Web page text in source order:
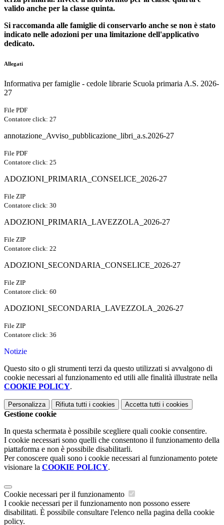
valido anche per la classe quinta.
Si raccomanda alle famiglie di conservarlo anche se non è stato
indicato nelle adozioni per una limitazione dell'applicativo
dedicato.
Allegati
Informativa per famiglie - cedole librarie Scuola primaria A.S. 2026-
27
File PDF
Contatore click: 27
annotazione_Avviso_pubblicazione_libri_a.s.2026-27
File PDF
Contatore click: 25
ADOZIONI_PRIMARIA_CONSELICE_2026-27
File ZIP
Contatore click: 30
ADOZIONI_PRIMARIA_LAVEZZOLA_2026-27
File ZIP
Contatore click: 22
ADOZIONI_SECONDARIA_CONSELICE_2026-27
File ZIP
Contatore click: 60
ADOZIONI_SECONDARIA_LAVEZZOLA_2026-27
File ZIP
Contatore click: 36
Notizie
Questo sito o gli strumenti terzi da questo utilizzati si avvalgono di
cookie necessari al funzionamento ed utili alle finalità illustrate nella
COOKIE POLICY.
Personalizza Rifiuta tutti i cookies Accetta tutti i cookies
Gestione cookie
In questa schermata è possibile scegliere quali cookie consentire.
I cookie necessari sono quelli che consentono il funzionamento della
piattaforma e non è possibile disabilitarli.
Per conoscere quali sono i cookie necessari al funzionamento potete
visionare la COOKIE POLICY.
Cookie necessari per il funzionamento
I cookie necessari per il funzionamento non possono essere
disabilitati. È possibile consultare l'elenco nella pagina della cookie
policy.